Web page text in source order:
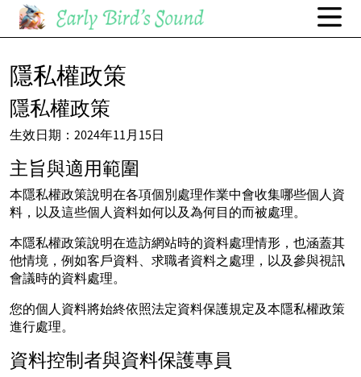
隱私權政策
隱私權政策
生效日期：2024年11月15日
主旨與適用範圍
本隱私權政策說明在各項個別處理作業中會收集哪些個人資
料，以及這些個人資料如何以及為何目的而被處理。
本隱私權政策說明在造訪網站時的資料處理情形，也涵蓋其
他情境，例如客戶資料、求職者資料之處理，以及參與視訊
會議時的資料處理。
您的個人資料將始終依照法定資料保護規定及本隱私權政策
進行處理。
資料控制者與資料保護專員